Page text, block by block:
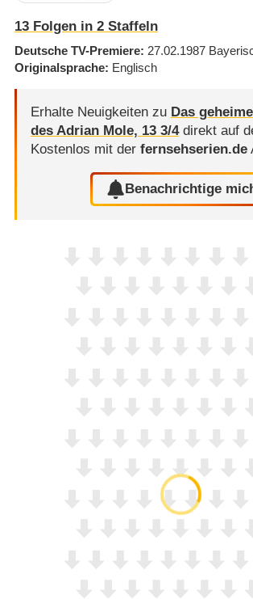
13Folgen in 2Staffeln
Deutsche TV-Premiere 27.02.1987
Originalsprache Englisch
Erhalte Neuigkeiten zu Das
des Adrian Mole, 13 3/​4direkt auf
Kostenlos mit der fernsehserien.de
Benachrichtige